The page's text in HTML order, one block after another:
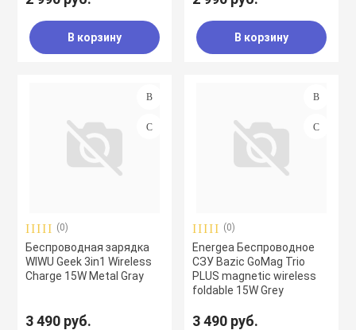
В корзину В корзину
(0)
Беспроводная зарядка
WIWU Geek 3in1 Wireless
Charge 15W Metal Gray
3 490 руб.
(0)
Energea Беспроводное
СЗУ Bazic GoMag Trio
PLUS magnetic wireless
foldable 15W Grey
3 490 руб.